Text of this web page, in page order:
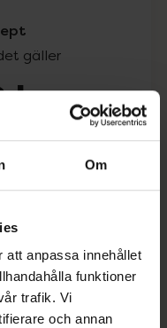
Om
att anpassa innehållet
funktioner
trafik. Vi
och annan
gäller
kr
kr